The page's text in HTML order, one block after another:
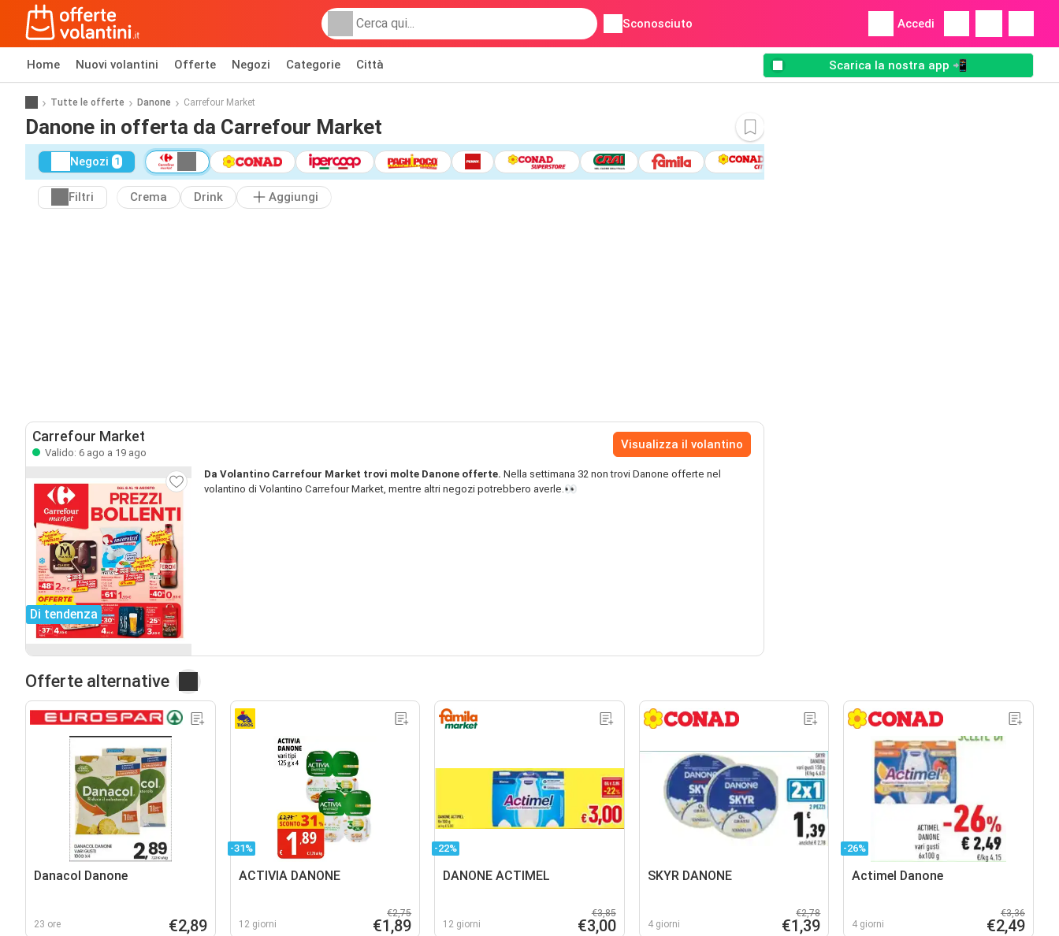
Sconosciuto Accedi
Home Nuovi volantini Offerte Negozi Categorie Città Scarica la nostra app 📲
Tutte le offerte Danone Carrefour Market
Danone in offerta da Carrefour Market
Negozi 1
Filtri Crema Drink Aggiungi
Carrefour Market
Valido: 6 ago a 19 ago
Visualizza il volantino
Di tendenza
Da Volantino Carrefour Market trovi molte Danone offerte. Nella settimana 32 non trovi Danone offerte nel
volantino di Volantino Carrefour Market, mentre altri negozi potrebbero averle.👀
Offerte alternative
Danacol Danone
23 ore €2,89
-31%
ACTIVIA DANONE
12 giorni
€2,75
€1,89
-22%
DANONE ACTIMEL
12 giorni
€3,85
€3,00
SKYR DANONE
4 giorni
€2,78
€1,39
-26%
Actimel Danone
4 giorni
€3,36
€2,49